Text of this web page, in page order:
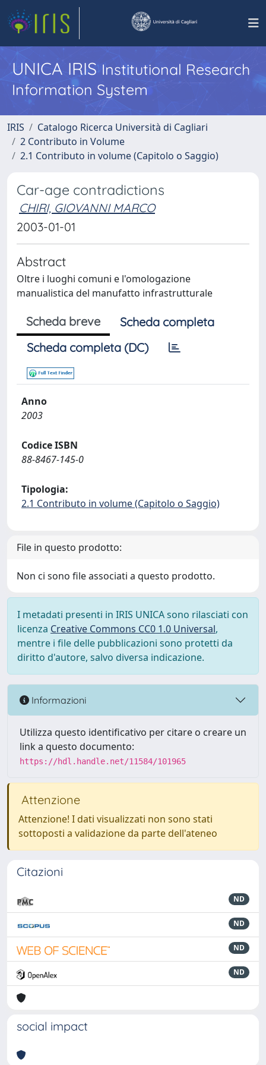
UNICA IRISInstitutional Research
Information System
IRIS
Catalogo Ricerca Università di Cagliari
2 Contributo in Volume
2.1 Contributo in volume (Capitolo o Saggio)
Car-age contradictions
CHIRI, GIOVANNI MARCO
2003-01-01
Abstract
Oltre i luoghi comuni e l'omologazione
manualistica del manufatto infrastrutturale
Scheda breve
Scheda completa
Scheda completa (DC)
Anno
2003
Codice ISBN
88-8467-145-0
Tipologia:
2.1 Contributo in volume (Capitolo o Saggio)
File in questo prodotto:
Non ci sono file associati a questo prodotto.
I metadati presenti in IRIS UNICA sono rilasciati con
licenza Creative Commons CC0 1.0 Universal,
mentre i file delle pubblicazioni sono protetti da
diritto d'autore, salvo diversa indicazione.
Informazioni
Utilizza questo identificativo per citare o creare un
link a questo documento:
https://hdl.handle.net/11584/101965
Attenzione
Attenzione! I dati visualizzati non sono stati
sottoposti a validazione da parte dell'ateneo
Citazioni
ND
ND
ND
ND
social impact